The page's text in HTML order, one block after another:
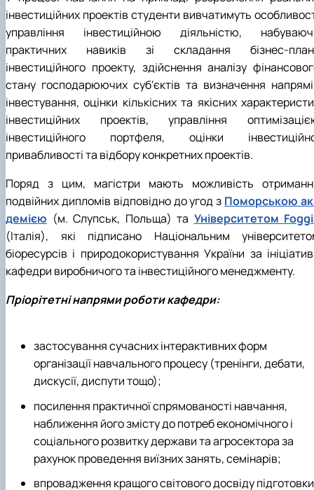
інвестиційних проектів студенти вивчатимуть
управління інвестиційною діяльністю,
практичних навиків зі складання бізнес-
інвестиційного проекту, здійснення аналізу
стану господарюючих суб'єктів та визначення
інвестування, оцінки кількісних та якісних
інвестиційних проектів, управління
інвестиційного портфеля, оцінки
привабливості та відбору конкретних проектів.
Поряд з цим, магістри мають можливість
подвійних дипломів відповідно до угод з Поморською
демією (м. Слупськ, Польща) та Університетом
(Італія), які підписано Національним
біоресурсів і природокористування України за
кафедри виробничого та інвестиційного менеджменту.
Пріорітетні напрями роботи кафедри:
застосування сучасних інтерактивних форм
організації навчального процесу (тренінги, дебати,
дискусії, диспути тощо);
посилення практичної спрямованості навчання,
наближення його змісту до потреб економічного і
соціального розвитку держави та агросектора за
рахунок проведення виїзних занять, семінарів;
впровадження кращого світового досвіду підготовки